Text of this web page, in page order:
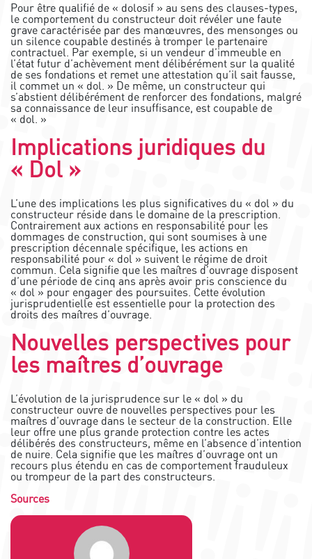
Pour être qualifié de « dolosif » au sens des clauses-types,
le comportement du constructeur doit révéler une faute
grave caractérisée par des manœuvres, des mensonges ou
un silence coupable destinés à tromper le partenaire
contractuel. Par exemple, si un vendeur d’immeuble en
l’état futur d’achèvement ment délibérément sur la qualité
de ses fondations et remet une attestation qu’il sait fausse,
il commet un « dol. » De même, un constructeur qui
s’abstient délibérément de renforcer des fondations, malgré
sa connaissance de leur insuffisance, est coupable de
« dol. »
Implications juridiques du
« Dol »
L’une des implications les plus significatives du « dol » du
constructeur réside dans le domaine de la prescription.
Contrairement aux actions en responsabilité pour les
dommages de construction, qui sont soumises à une
prescription décennale spécifique, les actions en
responsabilité pour « dol » suivent le régime de droit
commun. Cela signifie que les maîtres d’ouvrage disposent
d’une période de cinq ans après avoir pris conscience du
« dol » pour engager des poursuites. Cette évolution
jurisprudentielle est essentielle pour la protection des
droits des maîtres d’ouvrage.
Nouvelles perspectives pour
les maîtres d’ouvrage
L’évolution de la jurisprudence sur le « dol » du
constructeur ouvre de nouvelles perspectives pour les
maîtres d’ouvrage dans le secteur de la construction. Elle
leur offre une plus grande protection contre les actes
délibérés des constructeurs, même en l’absence d’intention
de nuire. Cela signifie que les maîtres d’ouvrage ont un
recours plus étendu en cas de comportement frauduleux
ou trompeur de la part des constructeurs.
Sources